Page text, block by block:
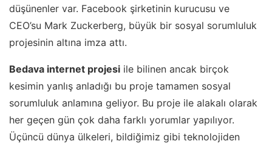
düşünenler var. Facebook şirketinin kurucusu ve
CEO’su Mark Zuckerberg, büyük bir sosyal sorumluluk
projesinin altına imza attı.
Bedava internet projesi ile bilinen ancak birçok
kesimin yanlış anladığı bu proje tamamen sosyal
sorumluluk anlamına geliyor. Bu proje ile alakalı olarak
her geçen gün çok daha farklı yorumlar yapılıyor.
Üçüncü dünya ülkeleri, bildiğimiz gibi teknolojiden